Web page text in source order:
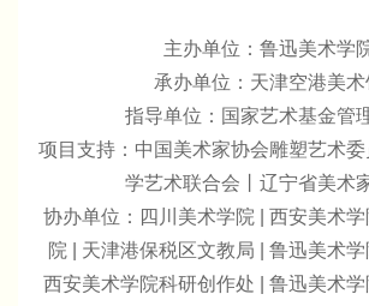
主办单位：鲁迅美术学
承办单位：天津空港美术
指导单位：国家艺术基金管
项目支持：中国美术家协会雕塑艺术
学艺术联合会丨辽宁省美术
协办单位：四川美术学院 | 西安美术
院 | 天津港保税区文教局 | 鲁迅美术学
西安美术学院科研创作处 | 鲁迅美术